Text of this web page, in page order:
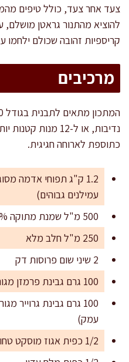
צעד אחר צעד, כולל טיפים
להוציא מהתנור גראטן
קריספיות זהובה שכולם ילחמו
מרכיבים
נדיבות, או ל-12
כתוספת לארוחה חגיגית.
1.2 ק"ג תפוחי אדמה
עמילנים גבוהים)
500 מ"ל שמנת מתוקה 38%
250 מ"ל חלב מלא
2 שיני שום פרוסות דק
100 גרם גבינת פרמזן מגוררת
100 גרם גבינת
עמק)
1/2 כפית אגוז מוסקט טחון